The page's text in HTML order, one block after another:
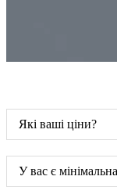
Які ваші ціни?
У вас є